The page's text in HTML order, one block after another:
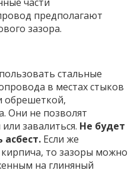
предполагают
зазора.
стальные
в местах стыков
обрешеткой,
Они не позволят
завалиться. Не будет
Если же
то зазоры можно
на глиняный